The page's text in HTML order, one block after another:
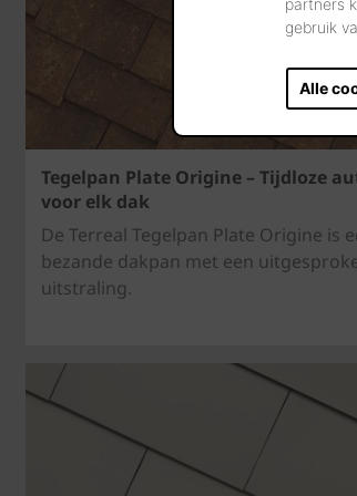
partners
gebruik
Alle
Tegelpan Plate Origine – Tijdloze
voor elk dak
De Terreal Tegelpan Plate Origine is
bezande dakpan met een
uitstraling.